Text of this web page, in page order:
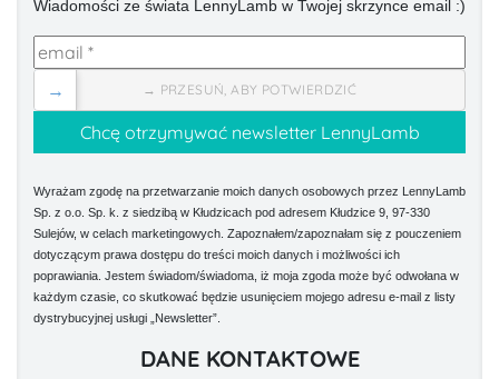
Wiadomości ze świata LennyLamb w Twojej skrzynce email :)
→ PRZESUŃ, ABY POTWIERDZIĆ
→
Wyrażam zgodę na przetwarzanie moich danych osobowych przez LennyLamb
Sp. z o.o. Sp. k. z siedzibą w Kłudzicach pod adresem Kłudzice 9, 97-330
Sulejów, w celach marketingowych. Zapoznałem/zapoznałam się z pouczeniem
dotyczącym prawa dostępu do treści moich danych i możliwości ich
poprawiania. Jestem świadom/świadoma, iż moja zgoda może być odwołana w
każdym czasie, co skutkować będzie usunięciem mojego adresu e-mail z listy
dystrybucyjnej usługi „Newsletter”.
DANE KONTAKTOWE